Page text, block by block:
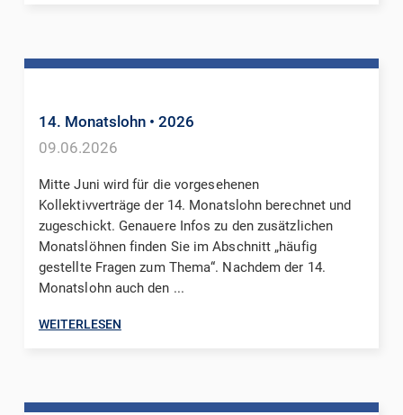
14. Monatslohn • 2026
09.06.2026
Mitte Juni wird für die vorgesehenen
Kollektivverträge der 14. Monatslohn berechnet und
zugeschickt. Genauere Infos zu den zusätzlichen
Monatslöhnen finden Sie im Abschnitt „häufig
gestellte Fragen zum Thema“. Nachdem der 14.
Monatslohn auch den ...
WEITERLESEN